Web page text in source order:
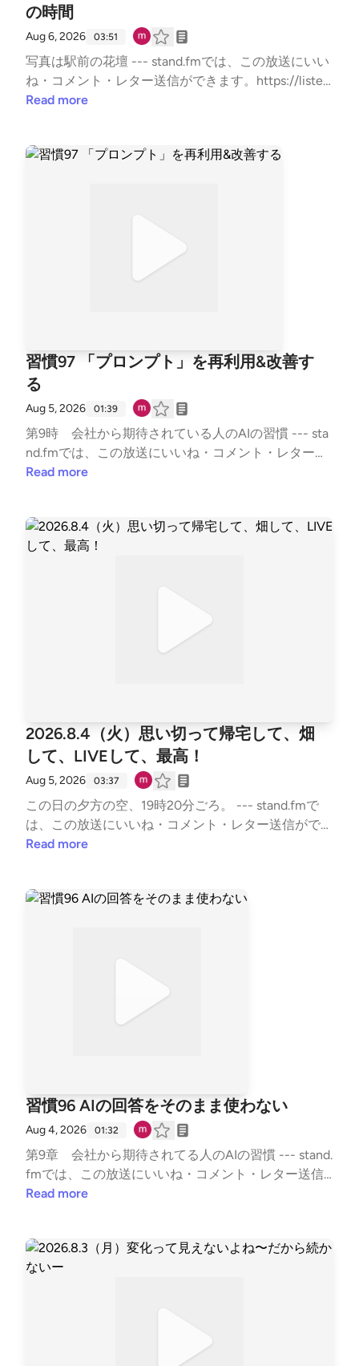
の時間
Aug 6, 2026 03:51
写真は駅前の花壇 --- stand.fmでは、この放送にいい
ね・コメント・レター送信ができます。https://listen.
style/p/sutem?par8V21j https://stand.fm/channels/67
Read more
習慣97 「プロンプト」を再利用&改善す
る
Aug 5, 2026 01:39
第9時 会社から期待されている人のAIの習慣 --- sta
nd.fmでは、この放送にいいね・コメント・レター送
信ができます。https://listen.style/p/sutem?par8V21j
Read more
2026.8.4（火）思い切って帰宅して、畑
して、LIVEして、最高！
Aug 5, 2026 03:37
この日の夕方の空、19時20分ごろ。 --- stand.fmで
は、この放送にいいね・コメント・レター送信ができ
ます。https://listen.style/p/sutem?par8V21j https://st
Read more
習慣96 AIの回答をそのまま使わない
Aug 4, 2026 01:32
第9章 会社から期待されてる人のAIの習慣 --- stand.
fmでは、この放送にいいね・コメント・レター送信
ができます。https://listen.style/p/sutem?par8V21j ht
Read more